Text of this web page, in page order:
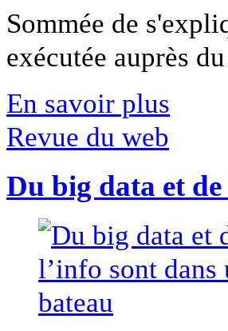
Sommée de
exécutée auprès
En savoir plus
Revue du web
Du big data et